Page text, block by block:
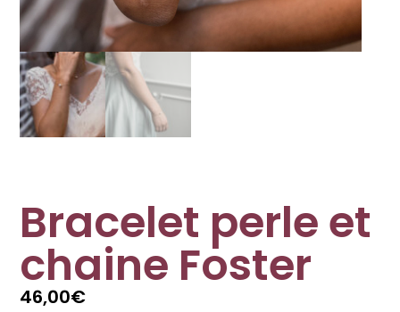
Bracelet perle et
chaine Foster
46,00€